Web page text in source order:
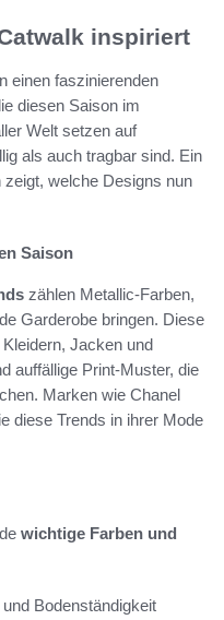
inspiriert
einen faszinierenden
diesen Saison im
Welt setzen auf
als auch tragbar sind. Ein
welche Designs nun
Saison
zählen Metallic-Farben,
Garderobe bringen. Diese
Jacken und
auffällige Print-Muster, die
Marken wie Chanel
diese Trends in ihrer Mode
wichtige Farben und
Bodenständigkeit